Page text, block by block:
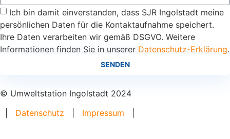
Ich bin damit einverstanden, dass SJR Ingolstadt meine
persönlichen Daten für die Kontaktaufnahme speichert.
Ihre Daten verarbeiten wir gemäß DSGVO. Weitere
Informationen finden Sie in unserer Datenschutz-Erklärung.
SENDEN
© Umweltstation Ingolstadt 2024
Datenschutz Impressum